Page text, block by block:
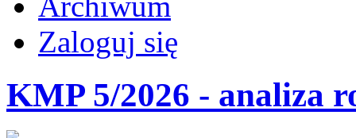
Zaloguj się
KMP 5/2026 - analiza